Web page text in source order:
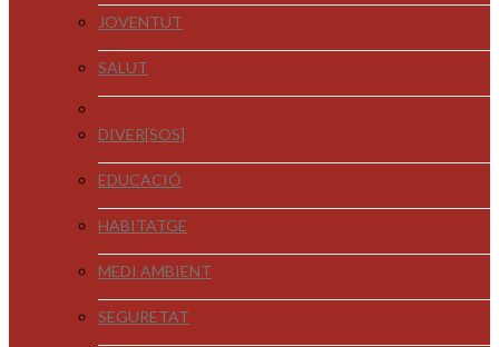
JOVENTUT
SALUT
DIVER[SOS]
EDUCACIÓ
HABITATGE
MEDI AMBIENT
SEGURETAT